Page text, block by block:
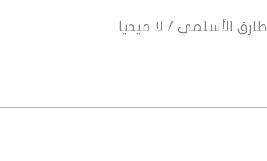
طارق الأسلمي / لا ميديا